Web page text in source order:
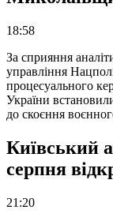
18:58
За сприяння
управління
процесуального
України
до скоєння
Київський
серпня
21:20